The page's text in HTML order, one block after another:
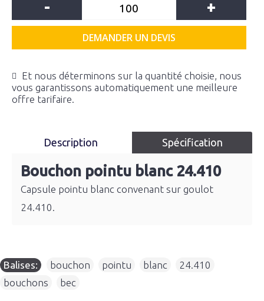
- +
DEMANDER UN DEVIS
Et nous déterminons sur la quantité choisie, nous
vous garantissons automatiquement une meilleure
offre tarifaire.
Description Spécification
Bouchon pointu blanc 24.410
Capsule pointu blanc convenant sur goulot
24.410.
Balises: bouchon pointu blanc 24.410
bouchons
bec